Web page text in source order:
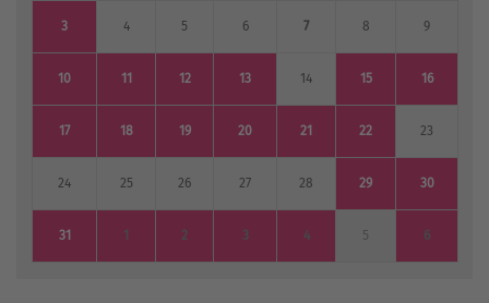
3 4 5 6 7 8 9
10 11 12 13 14 15 16
17 18 19 20 21 22 23
24 25 26 27 28 29 30
31 1 2 3 4 5 6